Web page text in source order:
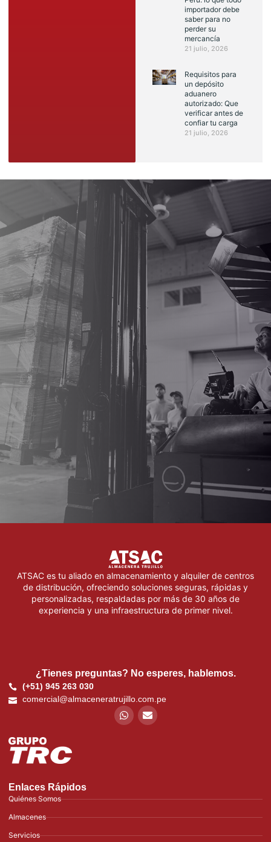
importador debe
saber para no
perder su
mercancía
21 julio, 2026
Requisitos para
un depósito
aduanero
autorizado: Que
verificar antes de
confiar tu carga
21 julio, 2026
ATSAC es tu aliado en almacenamiento y alquiler de centros
de distribución, ofreciendo soluciones seguras, rápidas y
personalizadas, respaldadas por más de 30 años de
experiencia y una infraestructura de primer nivel.
¿Tienes preguntas? No esperes, hablemos.
(+51) 945 263 030
comercial@almaceneratrujillo.com.pe
Enlaces Rápidos
Quiénes Somos
Almacenes
Servicios